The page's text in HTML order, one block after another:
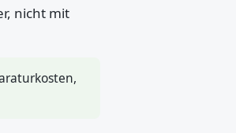
nicht mit